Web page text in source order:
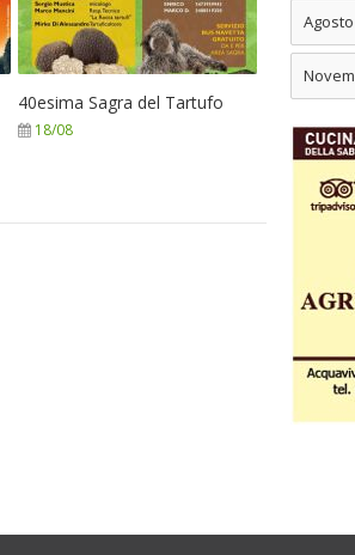
40esima Sagra del Tartufo
18/08
Agosto